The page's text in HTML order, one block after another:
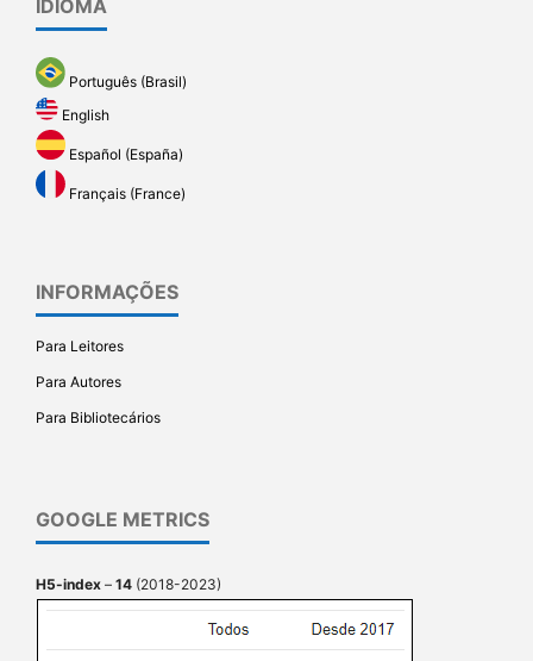
IDIOMA
Português (Brasil)
English
Español (España)
Français (France)
INFORMAÇÕES
Para Leitores
Para Autores
Para Bibliotecários
GOOGLE METRICS
H5-index – 14 (2018-2023)